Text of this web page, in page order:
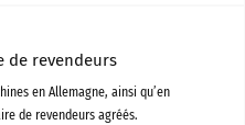
de revendeurs
en Allemagne, ainsi qu’en
de revendeurs agréés.